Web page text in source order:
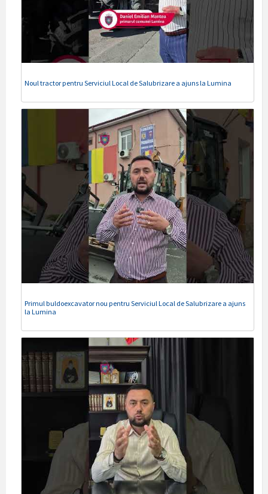
Noul tractor pentru Serviciul Local de Salubrizare a ajuns la Lumina
Primul buldoexcavator nou pentru Serviciul Local de Salubrizare a ajuns
la Lumina